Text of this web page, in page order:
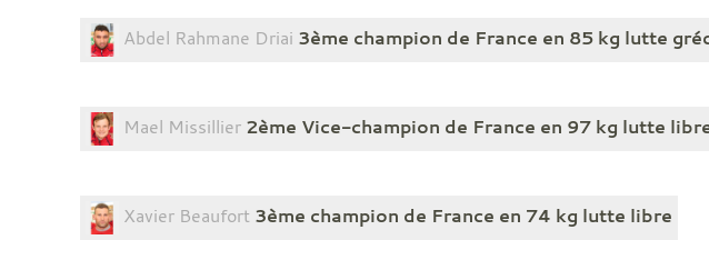
Abdel Rahmane Driai 3ème champion de France en 85 kg lutte
Mael Missillier 2ème Vice-champion de France en 97 kg lutte
Xavier Beaufort 3ème champion de France en 74 kg lutte libre